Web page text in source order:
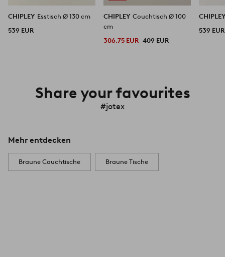
CHIPLEY Esstisch Ø 130 cm
539 EUR
CHIPLEY Couchtisch Ø 100
cm
306.75 EUR 409 EUR
539 EUR
Share your favourites
#jotex
Mehr entdecken
Braune Couchtische Braune Tische